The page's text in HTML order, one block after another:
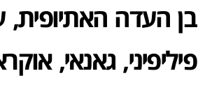
בן העדה האתיופית,
פיליפיני, גאנאי,